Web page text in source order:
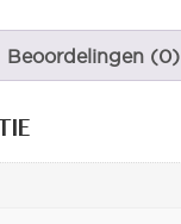
Beoordelingen (0)